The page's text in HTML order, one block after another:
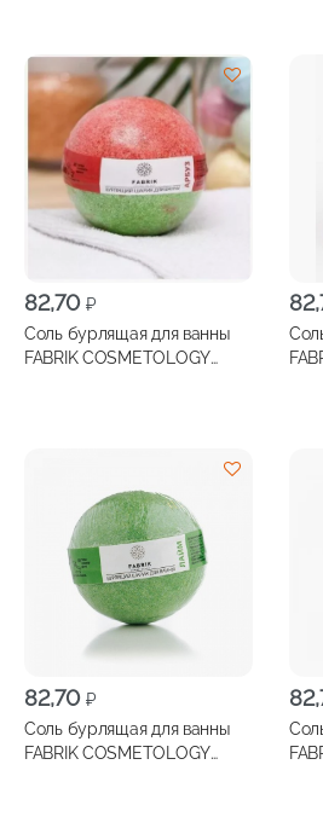
82,70 ₽
Соль бурлящая для ванны
FABRIK COSMETOLOGY
Соль
82,70 ₽
Соль бурлящая для ванны
FABRIK COSMETOLOGY
Соль